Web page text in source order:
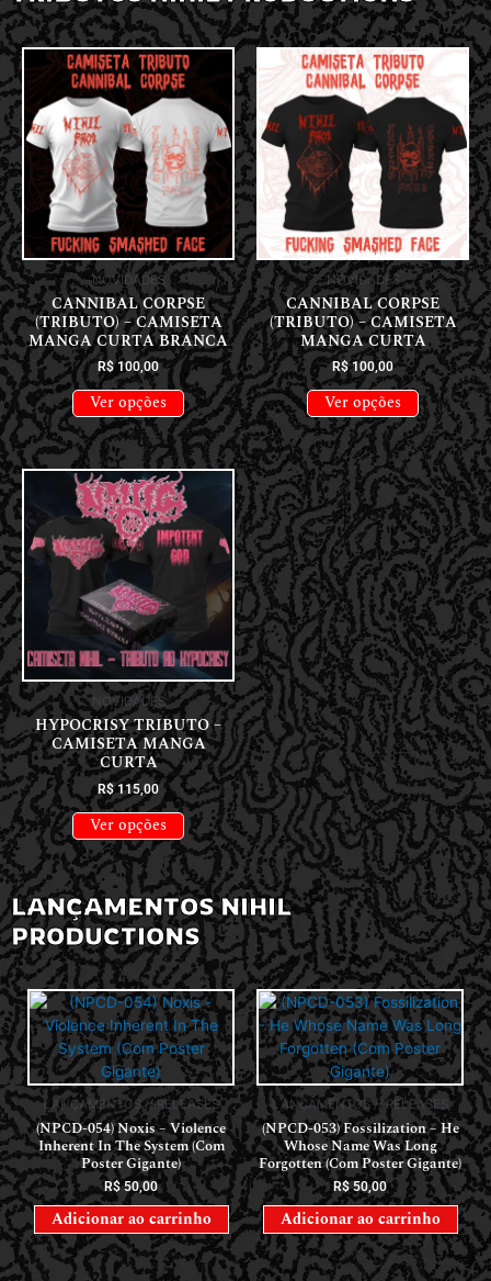
NOVIDADES
CANNIBAL CORPSE
(TRIBUTO) – CAMISETA
MANGA CURTA BRANCA
R$100,00
Ver opções
NOVIDADES
CANNIBAL CORPSE
(TRIBUTO) – CAMISETA
MANGA CURTA
R$100,00
Ver opções
NOVIDADES
HYPOCRISY TRIBUTO –
CAMISETA MANGA
CURTA
R$115,00
Ver opções
LANÇAMENTOS NIHIL
PRODUCTIONS
LANÇAMENTOS // RELEASES
(NPCD-054) Noxis – Violence
Inherent In The System (Com
Poster Gigante)
R$50,00
Adicionar ao carrinho
LANÇAMENTOS // RELEASES
(NPCD-053) Fossilization – He
Whose Name Was Long
Forgotten (Com Poster Gigante)
R$50,00
Adicionar ao carrinho